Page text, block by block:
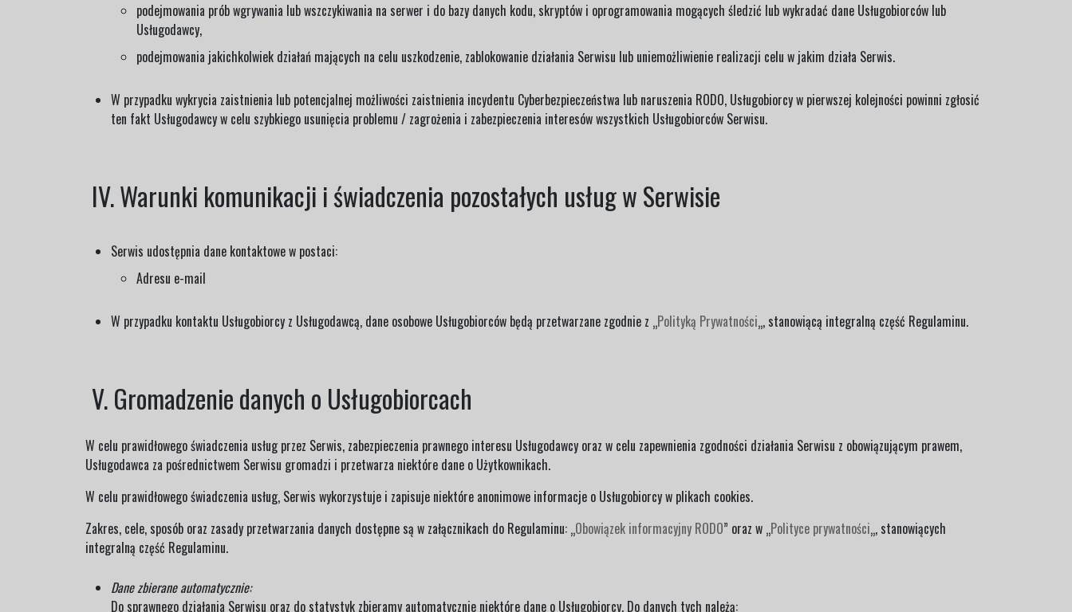
podejmowania prób wgrywania lub wszczykiwania na serwer i do bazy danych kodu, skryptów i oprogramowania mogących śledzić lub wykradać dane Usługobiorców lub
Usługodawcy,
podejmowania jakichkolwiek działań mających na celu uszkodzenie, zablokowanie działania Serwisu lub uniemożliwienie realizacji celu w jakim działa Serwis.
W przypadku wykrycia zaistnienia lub potencjalnej możliwości zaistnienia incydentu Cyberbezpieczeństwa lub naruszenia RODO, Usługobiorcy w pierwszej kolejności powinni zgłosić
ten fakt Usługodawcy w celu szybkiego usunięcia problemu / zagrożenia i zabezpieczenia interesów wszystkich Usługobiorców Serwisu.
IV. Warunki komunikacji i świadczenia pozostałych usług w Serwisie
Serwis udostępnia dane kontaktowe w postaci:
Adresu e-mail
W przypadku kontaktu Usługobiorcy z Usługodawcą, dane osobowe Usługobiorców będą przetwarzane zgodnie z „Polityką Prywatności„, stanowiącą integralną część Regulaminu.
V. Gromadzenie danych o Usługobiorcach
W celu prawidłowego świadczenia usług przez Serwis, zabezpieczenia prawnego interesu Usługodawcy oraz w celu zapewnienia zgodności działania Serwisu z obowiązującym prawem,
Usługodawca za pośrednictwem Serwisu gromadzi i przetwarza niektóre dane o Użytkownikach.
W celu prawidłowego świadczenia usług, Serwis wykorzystuje i zapisuje niektóre anonimowe informacje o Usługobiorcy w plikach cookies.
Zakres, cele, sposób oraz zasady przetwarzania danych dostępne są w załącznikach do Regulaminu: „Obowiązek informacyjny RODO” oraz w „Polityce prywatności„, stanowiących
integralną część Regulaminu.
Dane zbierane automatycznie:
Do sprawnego działania Serwisu oraz do statystyk zbieramy automatycznie niektóre dane o Usługobiorcy. Do danych tych należą: